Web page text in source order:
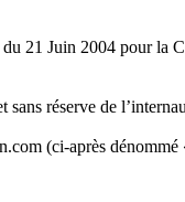
21 Juin 2004 pour la
réserve de
(ci-après dénommé